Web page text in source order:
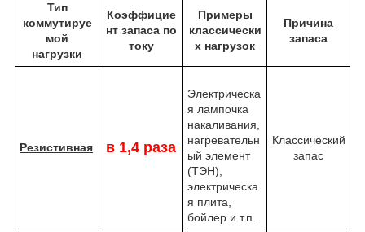
Тип
коммутируе
мой
нагрузки
Коэффицие
нт запаса по
току
Примеры
классически
х нагрузок
Причина
запаса
Резистивная в 1,4 раза
Электрическа
я лампочка
накаливания,
нагревательн
ый элемент
(ТЭН),
электрическа
я плита,
бойлер и т.п.
Классический
запас